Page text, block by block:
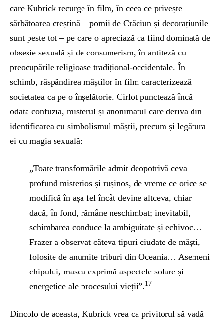
care Kubrick recurge în film, în ceea ce privește
sărbătoarea creștină – pomii de Crăciun și decorațiunile
sunt peste tot – pe care o apreciază ca fiind dominată de
obsesie sexuală și de consumerism, în antiteză cu
preocupările religioase tradițional-occidentale. În
schimb, răspândirea măștilor în film caracterizează
societatea ca pe o înșelătorie. Cirlot punctează încă
odată confuzia, misterul și anonimatul care derivă din
identificarea cu simbolismul măștii, precum și legătura
ei cu magia sexuală:
„Toate transformările admit deopotrivă ceva
profund misterios și rușinos, de vreme ce orice se
modifică în așa fel încât devine altceva, chiar
dacă, în fond, rămâne neschimbat; inevitabil,
schimbarea conduce la ambiguitate și echivoc…
Frazer a observat câteva tipuri ciudate de măști,
folosite de anumite triburi din Oceania… Asemeni
chipului, masca exprimă aspectele solare și
energetice ale procesului vieții”.17
Dincolo de aceasta, Kubrick vrea ca privitorul să vadă